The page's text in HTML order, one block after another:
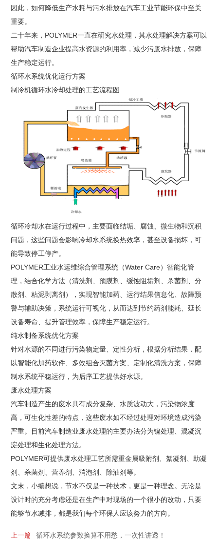
因此，如何降低生产水耗与污水排放在汽车工业节能环保中至关
重要。
二十年来，POLYMER一直在研究水处理，其水处理解决方案可以
帮助汽车制造企业提高水资源的利用率，减少污废水排放，保障
生产稳定运行。
循环水系统优化运行方案
制冷机循环水冷却处理的工艺流程图
循环冷却水在运行过程中，主要面临结垢、腐蚀、微生物和沉积
问题，这些问题会影响冷却水系统换热效率，甚至设备损坏，可
能导致停工停产。
POLYMER工业水运维综合管理系统（Water Care）智能化管
理，结合化学方法（清洗剂、预膜剂、缓蚀阻垢剂、杀菌剂、分
散剂、粘泥剥离剂），实现智能加药、运行结果信息化、故障预
警与辅助决策，系统运行可视化，从而达到节约药剂能耗、延长
设备寿命、提升管理效率，保障生产稳定运行。
纯水制备系统优化方案
针对水源的不同进行污染物定量、定性分析，根据分析结果，配
以智能化加药软件、多效组合灭菌方案、定制化清洗方案，保障
制水系统平稳运行，为后序工艺提供好水源。
废水处理方案
汽车制造产生的废水具有成分复杂、水质波动大，污染物浓度
高，可生化性差的特点，这些废水如不经过处理对环境造成污染
严重。目前汽车制造业废水处理的主要办法分为镍处理、混凝沉
淀处理和生化处理方法。
POLYMER可提供废水处理工艺所需重金属吸附剂、絮凝剂、助凝
剂、杀菌剂、营养剂、消泡剂、除油剂等。
文末，小编想说，节水不仅是一种技术，更是一种理念。无论是
设计时的充分考虑还是在生产中对现场的一个很小的改动，只要
能够节水减排，都是我们每个环保人应该努力的方向。
上一篇 循环水系统参数换算不用愁，一次性讲透！